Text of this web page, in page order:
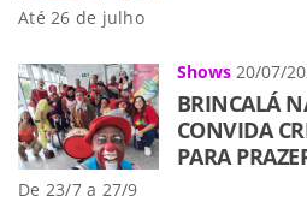
Até 26 de julho
Shows 20/07/
BRINCALÁ
CONVIDA
PARA
De 23/7 a 27/9